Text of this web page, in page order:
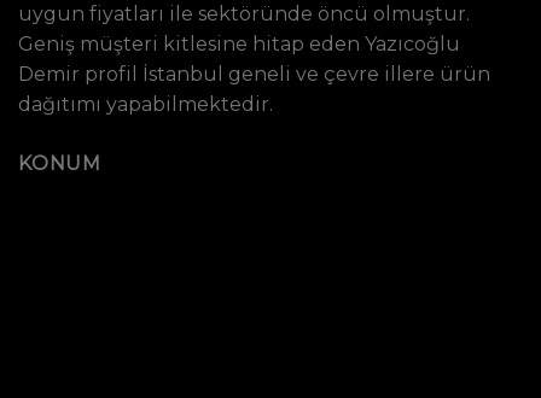
uygun fiyatları ile sektöründe öncü olmuştur.
Geniş müşteri kitlesine hitap eden Yazıcoğlu
Demir profil İstanbul geneli ve çevre illere ürün
dağıtımı yapabilmektedir.
KONUM